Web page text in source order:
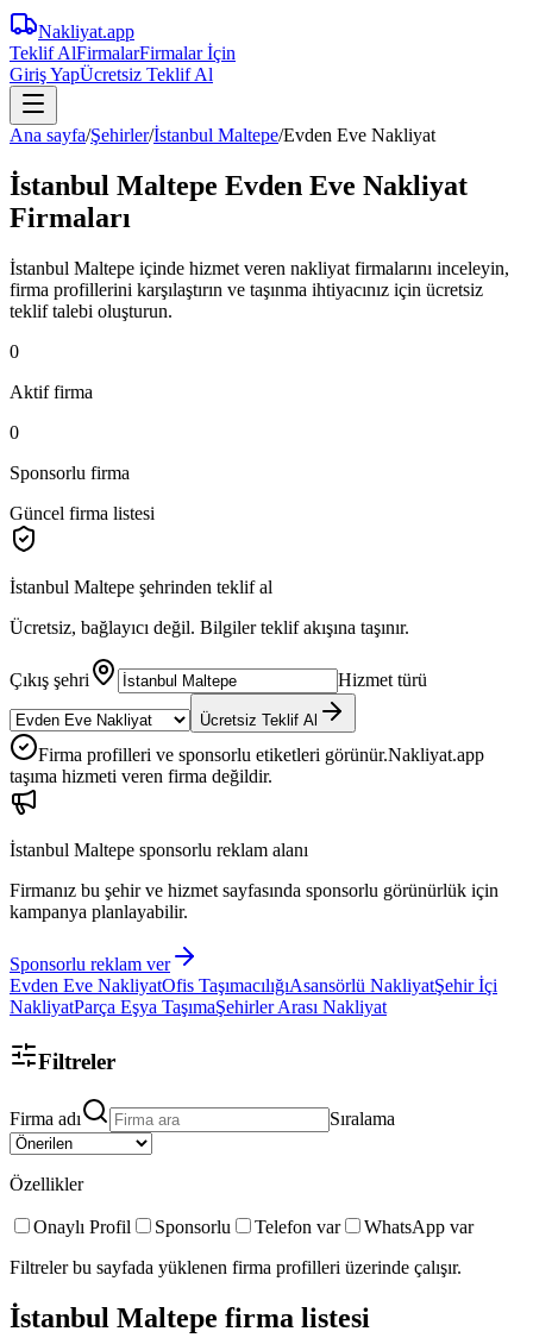
Nakliyat.app
Teklif AlFirmalarFirmalar İçin
Giriş YapÜcretsiz Teklif Al
Ana sayfa/Şehirler/İstanbul Maltepe/Evden Eve Nakliyat
İstanbul Maltepe Evden Eve Nakliyat
Firmaları
İstanbul Maltepe içinde hizmet veren nakliyat firmalarını inceleyin,
firma profillerini karşılaştırın ve taşınma ihtiyacınız için ücretsiz
teklif talebi oluşturun.
0
Aktif firma
0
Sponsorlu firma
Güncel firma listesi
İstanbul Maltepe şehrinden teklif al
Ücretsiz, bağlayıcı değil. Bilgiler teklif akışına taşınır.
Çıkış şehri Hizmet türü
Ücretsiz Teklif Al
Firma profilleri ve sponsorlu etiketleri görünür.Nakliyat.app
taşıma hizmeti veren firma değildir.
İstanbul Maltepe sponsorlu reklam alanı
Firmanız bu şehir ve hizmet sayfasında sponsorlu görünürlük için
kampanya planlayabilir.
Sponsorlu reklam ver
Evden Eve NakliyatOfis TaşımacılığıAsansörlü NakliyatŞehir İçi
NakliyatParça Eşya TaşımaŞehirler Arası Nakliyat
Filtreler
Firma adı Sıralama
Özellikler
Onaylı Profil Sponsorlu Telefon var
WhatsApp var
Filtreler bu sayfada yüklenen firma profilleri üzerinde çalışır.
İstanbul Maltepe firma listesi